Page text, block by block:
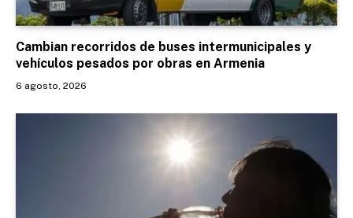
Cambian recorridos de buses intermunicipales y
vehículos pesados por obras en Armenia
6 agosto, 2026